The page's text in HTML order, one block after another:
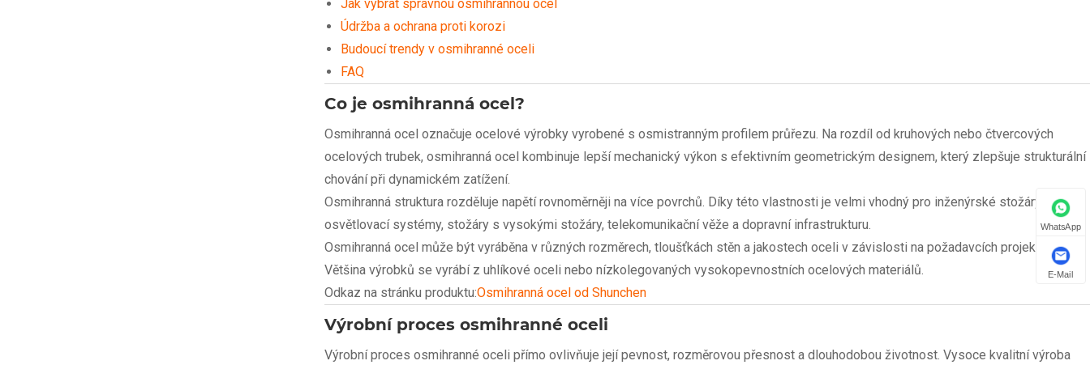
Jak vybrat správnou osmihrannou ocel
Údržba a ochrana proti korozi
Budoucí trendy v osmihranné oceli
FAQ
Co je osmihranná ocel?
Osmihranná ocel označuje ocelové výrobky vyrobené s osmistranným profilem průřezu. Na rozdíl od kruhových nebo čtvercových
ocelových trubek, osmihranná ocel kombinuje lepší mechanický výkon s efektivním geometrickým designem, který zlepšuje strukturální
chování při dynamickém zatížení.
Osmihranná struktura rozděluje napětí rovnoměrněji na více povrchů. Díky této vlastnosti je velmi vhodný pro inženýrské stožáry,
osvětlovací systémy, stožáry s vysokými stožáry, telekomunikační věže a dopravní infrastrukturu.
Osmihranná ocel může být vyráběna v různých rozměrech, tloušťkách stěn a jakostech oceli v závislosti na požadavcích projektu.
Většina výrobků se vyrábí z uhlíkové oceli nebo nízkolegovaných vysokopevnostních ocelových materiálů.
Odkaz na stránku produktu:Osmihranná ocel od Shunchen
Výrobní proces osmihranné oceli
Výrobní proces osmihranné oceli přímo ovlivňuje její pevnost, rozměrovou přesnost a dlouhodobou životnost. Vysoce kvalitní výroba
WhatsApp
E-Mail